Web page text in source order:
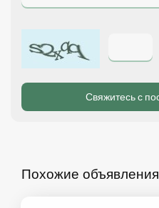
Похожие объявления